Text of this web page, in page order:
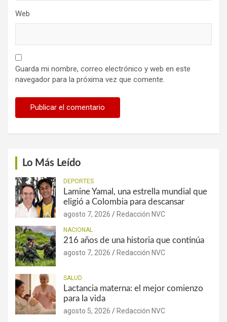
Web
Guarda mi nombre, correo electrónico y web en este
navegador para la próxima vez que comente.
Lo Más Leído
DEPORTES
Lamine Yamal, una estrella mundial que
eligió a Colombia para descansar
agosto 7, 2026 Redacción NVC
NACIONAL
216 años de una historia que continúa
agosto 7, 2026 Redacción NVC
SALUD
Lactancia materna: el mejor comienzo
para la vida
agosto 5, 2026 Redacción NVC